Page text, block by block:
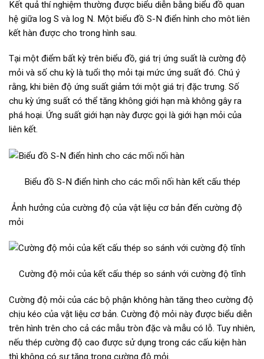
Kết quả thí nghiệm thường được biểu diễn bằng biểu đồ quan
hệ giữa log S và log N. Một biểu đồ S-N điển hình cho môt liên
kết hàn được cho trong hình sau.
Tại một điểm bất kỳ trên biểu đồ, giá trị ứng suất là cường độ
mỏi và số chu kỳ là tuổi thọ mỏi tại mức ứng suất đó. Chú ý
rằng, khi biên độ ứng suất giảm tới một giá trị đặc trưng. Số
chu kỳ ứng suất có thể tăng không giới hạn mà không gây ra
phá hoại. Ứng suất giới hạn này được gọi là giới hạn mỏi của
liên kết.
Biểu đồ S-N điển hình cho các mối nối hàn kết cấu thép
Ảnh hưởng của cường độ của vật liệu cơ bản đến cường độ
mỏi
Cường độ mỏi của kết cấu thép so sánh với cường độ tĩnh
Cường độ mỏi của các bộ phận không hàn tăng theo cường độ
chịu kéo của vật liệu cơ bản. Cường độ mỏi này được biểu diễn
trên hình trên cho cả các mẫu tròn đặc và mẫu có lỗ. Tuy nhiên,
nếu thép cường độ cao được sử dụng trong các cấu kiện hàn
thì không có sự tăng trong cường độ mỏi.